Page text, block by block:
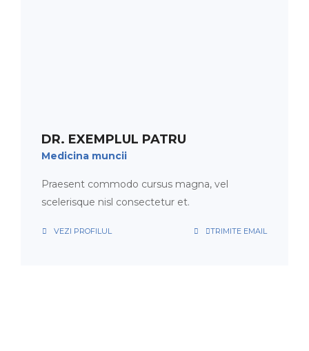
DR. EXEMPLUL PATRU
Medicina muncii
Praesent commodo cursus magna, vel
scelerisque nisl consectetur et.
VEZI PROFILUL TRIMITE EMAIL